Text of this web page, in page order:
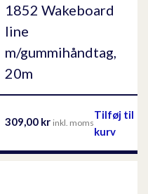
1852 Wakeboard
line
m/gummihåndtag,
20m
309,00 kr inkl. moms
Tilføj til
kurv